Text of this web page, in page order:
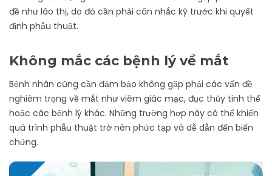
đề như lão thị, do đó cần phải cân nhắc kỹ trước khi quyết
định phẫu thuật.
Không mắc các bệnh lý về mắt
Bệnh nhân cũng cần đảm bảo không gặp phải các vấn đề
nghiêm trọng về mắt như viêm giác mạc, đục thủy tinh thể
hoặc các bệnh lý khác. Những trường hợp này có thể khiến
quá trình phẫu thuật trở nên phức tạp và dễ dẫn đến biến
chứng.